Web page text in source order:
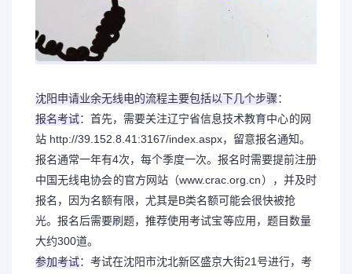
沈阳申请业余无线电的流程主要包括以下几个步骤‌：
报名考试‌：首先，需要关注辽宁省信息技术教育中心的网
站 http://39.152.8.41:3167/index.aspx，留意报名通知。
报名通常一年有4次，每个季度一次。报名时需要提前注册
中国无线电协会的官方网站（www.crac.org.cn），并及时
报名，因为名额有限，尤其是B类名额可能会很快被抢
光。报名后需要刷题，推荐使用考试宝等应用，题目数量
大约300道‌。
参加考试‌：考试在沈阳市沈北新区盛京大街21号进行，考